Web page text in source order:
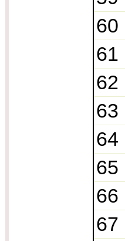
60
61
62
63
64
65
66
67